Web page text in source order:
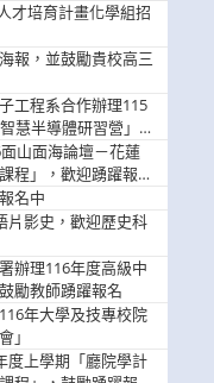
才培育計畫化學組招
報，並鼓勵貴校高三
工程系合作辦理115
慧半導體研習營」，
山面海論壇－花蓮
程」，歡迎踴躍報名
名中
片影史，歡迎歷史科
辦理116年度高級中
勵教師踴躍報名
年大學及技專校院
」
度上學期「廳院學計